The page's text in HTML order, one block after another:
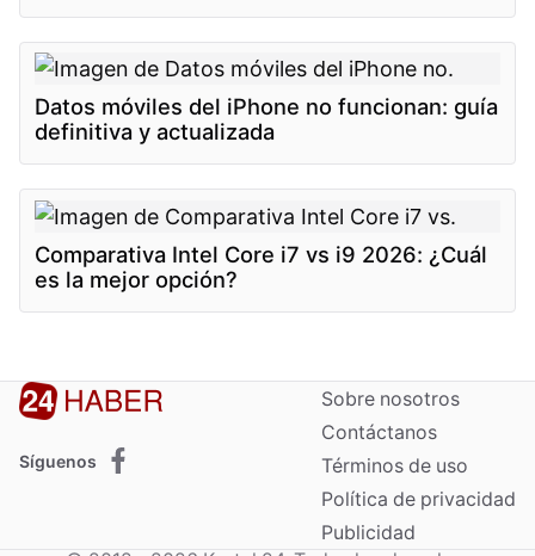
Datos móviles del iPhone no funcionan: guía
definitiva y actualizada
Comparativa Intel Core i7 vs i9 2026: ¿Cuál
es la mejor opción?
Síguenos
Sobre nosotros
Contáctanos
Términos de uso
Política de privacidad
Publicidad